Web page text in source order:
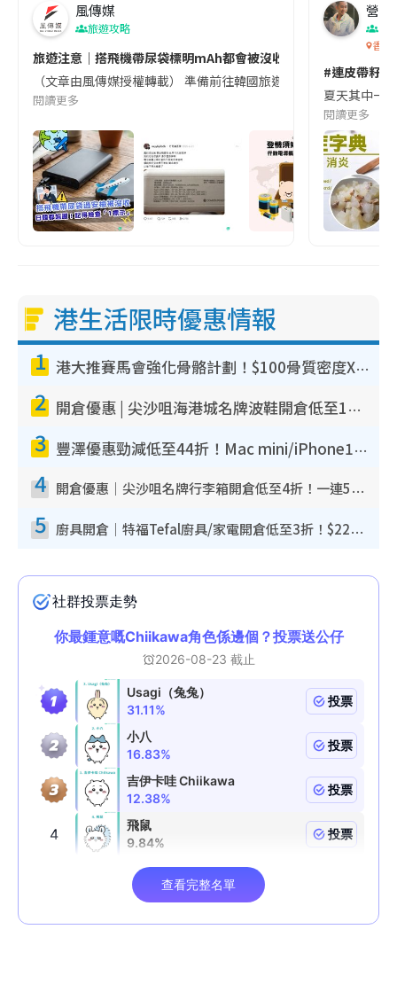
風傳媒
旅遊攻略
旅遊注意｜搭飛機帶尿袋標明mAh都會被沒收😱出發前切記檢查
（文章由風傳媒授權轉載） 準備前往韓國旅遊的民眾，近期要
閱讀更多
營養
香港
#連皮帶籽
夏天其中一
閱讀更多
港生活限時優惠情報
1 港大推賽馬會強化骨骼計劃！$100骨質密度X光檢查 完成免費運動訓練送超市禮券！附參加資格
2 開倉優惠 | 尖沙咀海港城名牌波鞋開倉低至1折！On鞋$899起／Joy&Peace鞋履$98起
3 豐澤優惠勁減低至44折！Mac mini/iPhone17Pro大減價！廚房家電$220起
4 開倉優惠｜尖沙咀名牌行李箱開倉低至4折！一連5日 American Tourister/ace./Hallmark $200起！
5 廚具開倉｜特福Tefal廚具/家電開倉低至3折！$220起買平底鍋/炒鑊/湯煲！電飯煲/吸塵機/燙斗$418起